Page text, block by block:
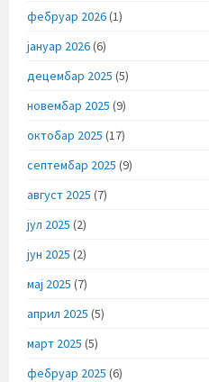
фебруар 2026(1)
јануар 2026(6)
децембар 2025 (5)
новембар 2025 (9)
октобар 2025 (17)
септембар 2025 (9)
август 2025 (7)
јул 2025 (2)
јун 2025 (2)
мај 2025 (7)
април 2025 (5)
март 2025 (5)
фебруар 2025 (6)